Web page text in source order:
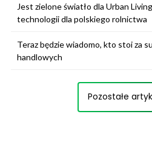
Jest zielone światło dla Urban
technologii dla polskiego rolnictwa
Teraz będzie wiadomo, kto stoi za
handlowych
Pozostałe